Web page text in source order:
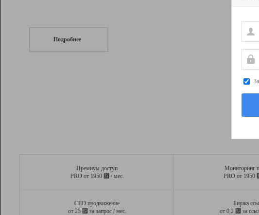
Подробнее
Премиум доступ
PRO от 1950 ⃏ / мес.
Мониторинг
PRO от 1950
СЕО продвижение
от 25 ⃏ за запрос / мес.
Биржа
от 0,2 ⃏ за